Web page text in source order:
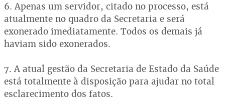
6. Apenas um servidor, citado no processo, está
atualmente no quadro da Secretaria e será
exonerado imediatamente. Todos os demais já
haviam sido exonerados.
7. A atual gestão da Secretaria de Estado da Saúde
está totalmente à disposição para ajudar no total
esclarecimento dos fatos.